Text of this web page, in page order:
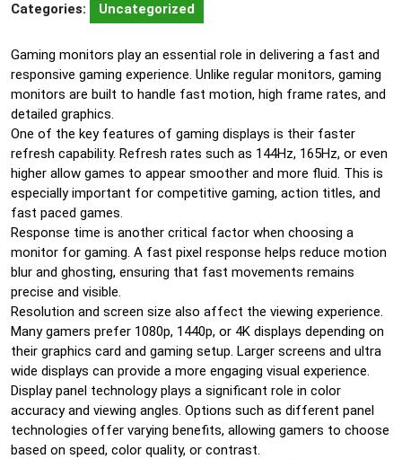
Categories: Uncategorized
Gaming monitors play an essential role in delivering a fast and
responsive gaming experience. Unlike regular monitors, gaming
monitors are built to handle fast motion, high frame rates, and
detailed graphics.
One of the key features of gaming displays is their faster
refresh capability. Refresh rates such as 144Hz, 165Hz, or even
higher allow games to appear smoother and more fluid. This is
especially important for competitive gaming, action titles, and
fast paced games.
Response time is another critical factor when choosing a
monitor for gaming. A fast pixel response helps reduce motion
blur and ghosting, ensuring that fast movements remains
precise and visible.
Resolution and screen size also affect the viewing experience.
Many gamers prefer 1080p, 1440p, or 4K displays depending on
their graphics card and gaming setup. Larger screens and ultra
wide displays can provide a more engaging visual experience.
Display panel technology plays a significant role in color
accuracy and viewing angles. Options such as different panel
technologies offer varying benefits, allowing gamers to choose
based on speed, color quality, or contrast.